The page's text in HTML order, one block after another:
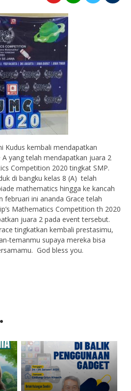
Kudus kembali mendapatkan
yang telah mendapatkan juara 2
Competition 2020 tingkat SMP.
di bangku kelas 8 (A) telah
mathematics hingga ke kancah
februari ini ananda Grace telah
Mathematics Competition th 2020
juara 2 pada event tersebut.
tingkatkan kembali prestasimu,
temanmu supaya mereka bisa
God bless you.